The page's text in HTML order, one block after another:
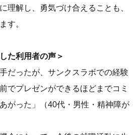
理解し、勇気づけ合えることも、
す。
た利用者の声＞
だったが、サンクスラボでの経験
でプレゼンができるほどまでコミ
がった」（40代・男性・精神障が